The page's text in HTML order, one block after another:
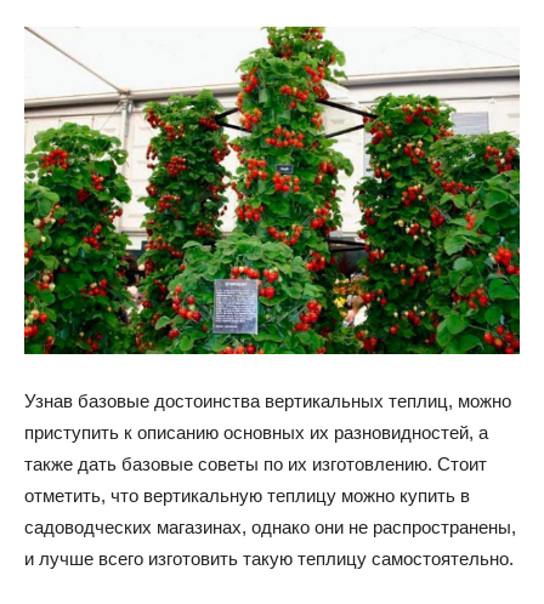
Узнав базовые достоинства вертикальных теплиц, можно
приступить к описанию основных их разновидностей, а
также дать базовые советы по их изготовлению. Стоит
отметить, что вертикальную теплицу можно купить в
садоводческих магазинах, однако они не распространены,
и лучше всего изготовить такую теплицу самостоятельно.